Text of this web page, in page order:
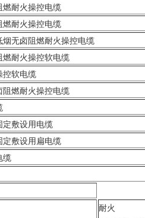
耐火操控电缆
耐火操控电缆
无卤阻燃耐火操控电缆
耐火操控软电缆
控软电缆
燃耐火操控电缆
敷设用电缆
敷设用扁电缆
缆
耐火